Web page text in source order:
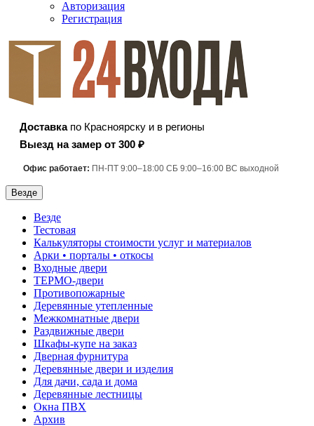
Авторизация
Регистрация
Доставкапо Красноярску и в регионы
Выезд на замер от 300 ₽
Офис работает: ПН-ПТ 9:00–18:00 СБ 9:00–16:00 ВС выходной
Везде
Везде
Тестовая
Калькуляторы стоимости услуг и материалов
Арки • порталы • откосы
Входные двери
ТЕРМО-двери
Противопожарные
Деревянные утепленные
Межкомнатные двери
Раздвижные двери
Шкафы-купе на заказ
Дверная фурнитура
Деревянные двери и изделия
Для дачи, сада и дома
Деревянные лестницы
Окна ПВХ
Архив